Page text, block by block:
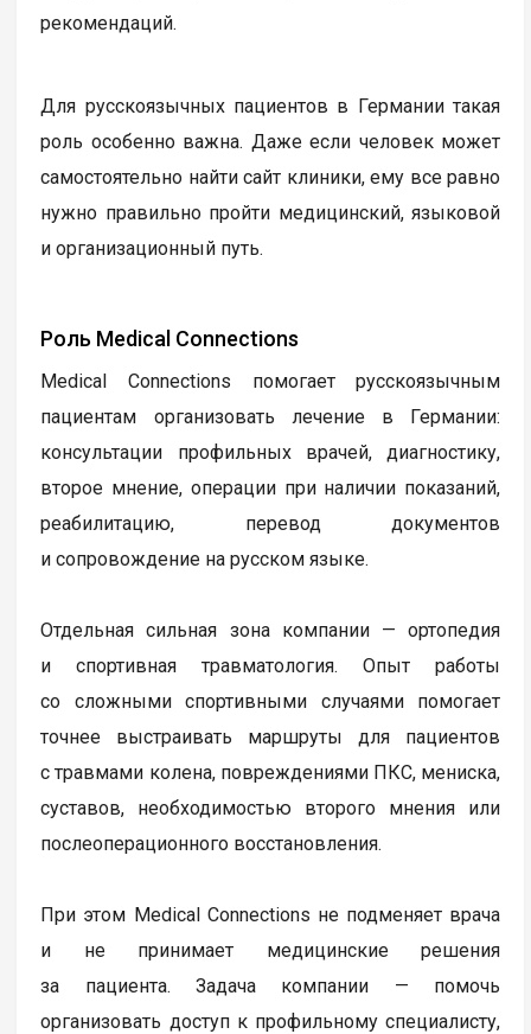
рекомендаций.
Для русскоязычных пациентов в Германии такая
роль особенно важна. Даже если человек может
самостоятельно найти сайт клиники, ему все равно
нужно правильно пройти медицинский, языковой
и организационный путь.
Роль Medical Connections
Medical Connections помогает русскоязычным
пациентам организовать лечение в Германии:
консультации профильных врачей, диагностику,
второе мнение, операции при наличии показаний,
реабилитацию, перевод документов
и сопровождение на русском языке.
Отдельная сильная зона компании — ортопедия
и спортивная травматология. Опыт работы
со сложными спортивными случаями помогает
точнее выстраивать маршруты для пациентов
с травмами колена, повреждениями ПКС, мениска,
суставов, необходимостью второго мнения или
послеоперационного восстановления.
При этом Medical Connections не подменяет врача
и не принимает медицинские решения
за пациента. Задача компании — помочь
организовать доступ к профильному специалисту,